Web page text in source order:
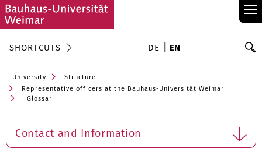
≡
SHORTCUTS DE EN
University
Structure
Representative officers at the Bauhaus-Universität Weimar
Glossar
Contact and Information